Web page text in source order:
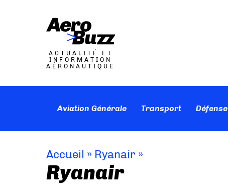
ACTUALITÉ ET
INFORMATION
AÉRONAUTIQUE
Aviation Générale Transport Défense
Accueil » Ryanair »
Ryanair